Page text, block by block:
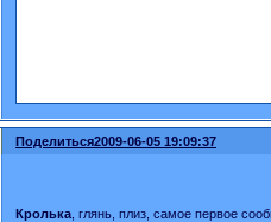
Поделиться2009-06-05 19:09:37
Кролька , глянь, плиз, самое первое